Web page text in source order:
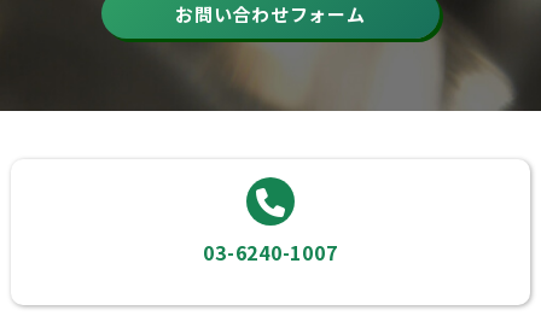
お問い合わせフォーム
03-6240-1007